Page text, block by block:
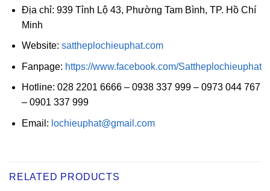
Địa chỉ: 939 Tỉnh Lộ 43, Phường Tam Bình, TP. Hồ Chí
Minh
Website: sattheplochieuphat.com
Fanpage: https://www.facebook.com/Sattheplochieuphat
Hotline: 028 2201 6666 – 0938 337 999 – 0973 044 767
– 0901 337 999
Email: lochieuphat@gmail.com
RELATED PRODUCTS